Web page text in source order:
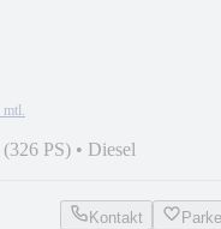
mtl.
PS) • Diesel
Kontakt